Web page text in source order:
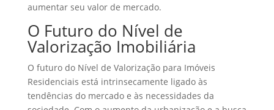
aumentar seu valor de mercado.
O Futuro do Nível de
Valorização Imobiliária
O futuro do Nível de Valorização para Imóveis
Residenciais está intrinsecamente ligado às
tendências do mercado e às necessidades da